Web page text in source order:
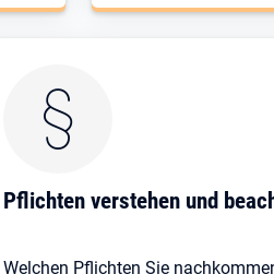
Pflichten verstehen und
Welchen Pflichten Sie